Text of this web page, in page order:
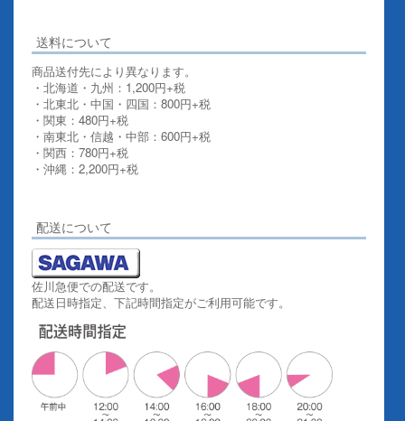
送料について
商品送付先により異なります。
・北海道・九州：1,200円+税
・北東北・中国・四国：800円+税
・関東：480円+税
・南東北・信越・中部：600円+税
・関西：780円+税
・沖縄：2,200円+税
配送について
佐川急便での配送です。
配送日時指定、下記時間指定がご利用可能です。